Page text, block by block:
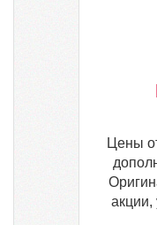
Цены
акции,